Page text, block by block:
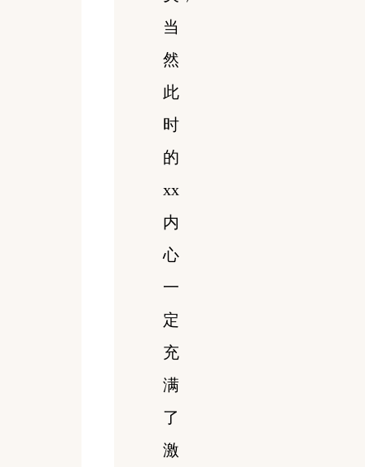
当
然
此
时
的
xx
内
心
一
定
充
满
了
激